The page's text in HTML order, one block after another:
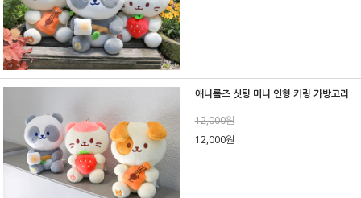
애니롤즈 싯팅 미니 인형 키링 가방고리
12,000원
12,000원